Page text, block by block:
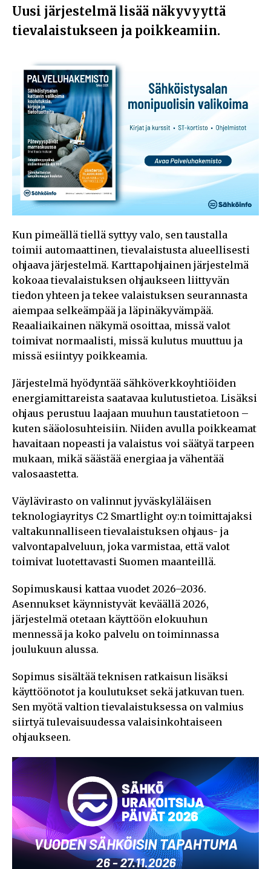
Uusi järjestelmä lisää näkyvyyttä
tievalaistukseen ja poikkeamiin.
Kun pimeällä tiellä syttyy valo, sen taustalla
toimii automaattinen, tievalaistusta alueellisesti
ohjaava järjestelmä. Karttapohjainen järjestelmä
kokoaa tievalaistuksen ohjaukseen liittyvän
tiedon yhteen ja tekee valaistuksen seurannasta
aiempaa selkeämpää ja läpinäkyvämpää.
Reaaliaikainen näkymä osoittaa, missä valot
toimivat normaalisti, missä kulutus muuttuu ja
missä esiintyy poikkeamia.
Järjestelmä hyödyntää sähköverkkoyhtiöiden
energiamittareista saatavaa kulutustietoa. Lisäksi
ohjaus perustuu laajaan muuhun taustatietoon –
kuten sääolosuhteisiin. Niiden avulla poikkeamat
havaitaan nopeasti ja valaistus voi säätyä tarpeen
mukaan, mikä säästää energiaa ja vähentää
valosaastetta.
Väylävirasto on valinnut jyväskyläläisen
teknologiayritys C2 Smartlight oy:n toimittajaksi
valtakunnalliseen tievalaistuksen ohjaus- ja
valvontapalveluun, joka varmistaa, että valot
toimivat luotettavasti Suomen maanteillä.
Sopimuskausi kattaa vuodet 2026–2036.
Asennukset käynnistyvät keväällä 2026,
järjestelmä otetaan käyttöön elokuuhun
mennessä ja koko palvelu on toiminnassa
joulukuun alussa.
Sopimus sisältää teknisen ratkaisun lisäksi
käyttöönotot ja koulutukset sekä jatkuvan tuen.
Sen myötä valtion tievalaistuksessa on valmius
siirtyä tulevaisuudessa valaisinkohtaiseen
ohjaukseen.